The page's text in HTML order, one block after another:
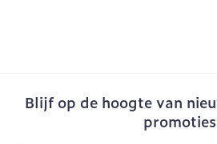
Blijf op de hoogte van
promoties